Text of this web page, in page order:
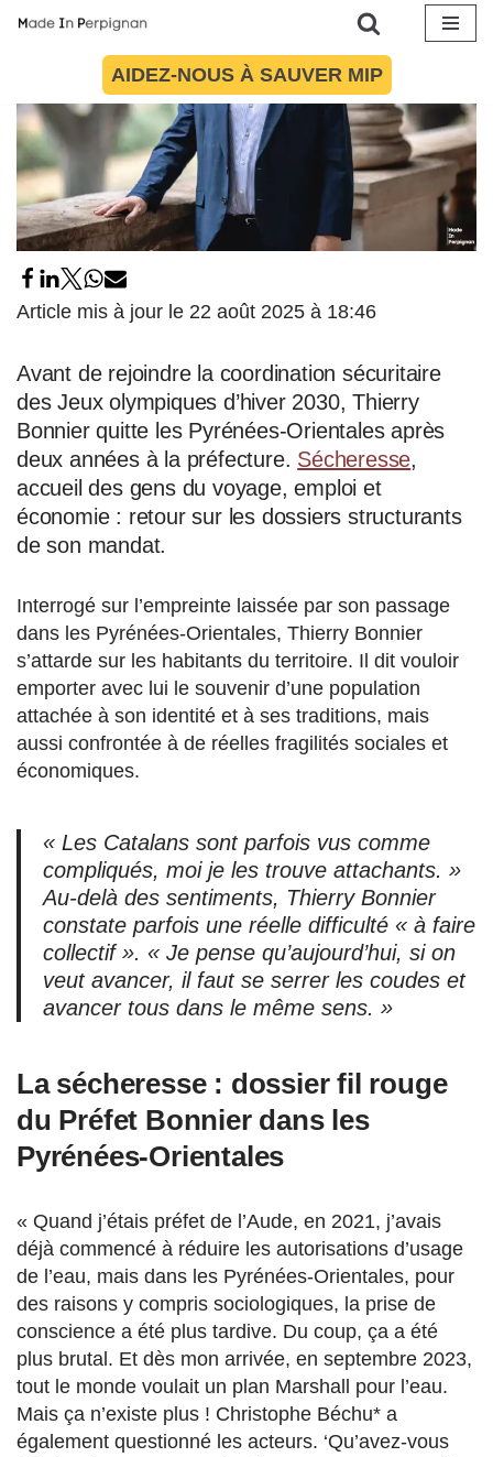
contenu
AIDEZ-NOUS À SAUVER MIP
Article mis à jour le 22 août 2025 à 18:46
Avant de rejoindre la coordination sécuritaire
des Jeux olympiques d’hiver 2030, Thierry
Bonnier quitte les Pyrénées-Orientales après
deux années à la préfecture. Sécheresse,
accueil des gens du voyage, emploi et
économie : retour sur les dossiers structurants
de son mandat.
Interrogé sur l’empreinte laissée par son passage
dans les Pyrénées-Orientales, Thierry Bonnier
s’attarde sur les habitants du territoire. Il dit vouloir
emporter avec lui le souvenir d’une population
attachée à son identité et à ses traditions, mais
aussi confrontée à de réelles fragilités sociales et
économiques.
« Les Catalans sont parfois vus comme
compliqués, moi je les trouve attachants. »
Au-delà des sentiments, Thierry Bonnier
constate parfois une réelle difficulté « à faire
collectif ». « Je pense qu’aujourd’hui, si on
veut avancer, il faut se serrer les coudes et
avancer tous dans le même sens. »
La sécheresse : dossier fil rouge
du Préfet Bonnier dans les
Pyrénées-Orientales
« Quand j’étais préfet de l’Aude, en 2021, j’avais
déjà commencé à réduire les autorisations d’usage
de l’eau, mais dans les Pyrénées-Orientales, pour
des raisons y compris sociologiques, la prise de
conscience a été plus tardive. Du coup, ça a été
plus brutal. Et dès mon arrivée, en septembre 2023,
tout le monde voulait un plan Marshall pour l’eau.
Mais ça n’existe plus ! Christophe Béchu* a
également questionné les acteurs. ‘Qu’avez-vous